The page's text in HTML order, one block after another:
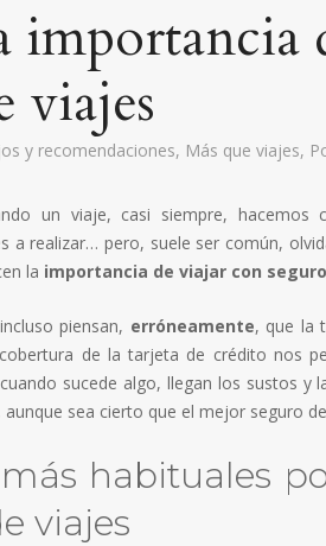
importancia
viajes
y recomendaciones, Más que viajes,
un viaje, casi siempre,
a realizar… pero, suele ser común,
la importancia de viajar con
piensan, erróneamente, que la
de la tarjeta de crédito nos
sucede algo, llegan los sustos y
aunque sea cierto que el mejor seguro
habituales
viajes